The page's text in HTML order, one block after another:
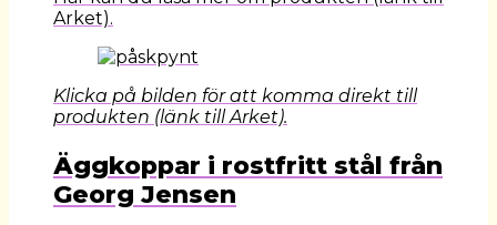
Arket).
Klicka på bilden för att komma direkt till
produkten (länk till Arket).
Äggkoppar i rostfritt stål från
Georg Jensen